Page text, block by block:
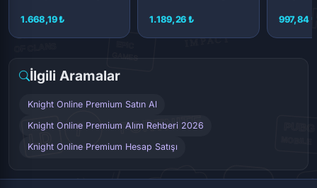
1.668,19 ₺ 1.189,26 ₺ 997,84 ₺
İlgili Aramalar
Knight Online Premium Satın Al
Knight Online Premium Alım Rehberi 2026
Knight Online Premium Hesap Satışı